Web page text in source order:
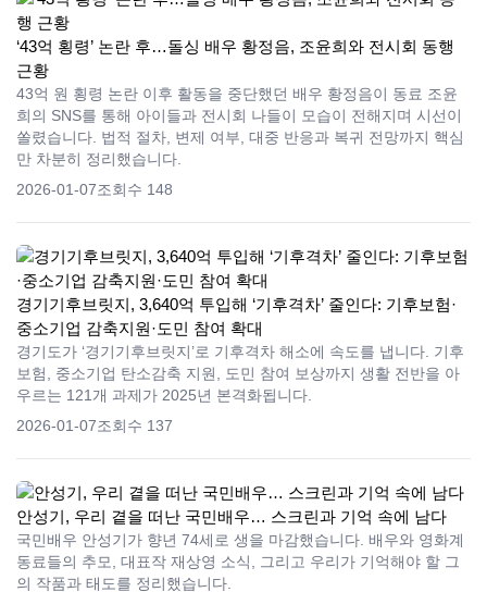
‘43억 횡령’ 논란 후…돌싱 배우 황정음, 조윤희와 전시회 동행
근황
43억 원 횡령 논란 이후 활동을 중단했던 배우 황정음이 동료 조윤
희의 SNS를 통해 아이들과 전시회 나들이 모습이 전해지며 시선이
쏠렸습니다. 법적 절차, 변제 여부, 대중 반응과 복귀 전망까지 핵심
만 차분히 정리했습니다.
2026-01-07조회수 148
경기기후브릿지, 3,640억 투입해 ‘기후격차’ 줄인다: 기후보험·
중소기업 감축지원·도민 참여 확대
경기도가 ‘경기기후브릿지’로 기후격차 해소에 속도를 냅니다. 기후
보험, 중소기업 탄소감축 지원, 도민 참여 보상까지 생활 전반을 아
우르는 121개 과제가 2025년 본격화됩니다.
2026-01-07조회수 137
안성기, 우리 곁을 떠난 국민배우… 스크린과 기억 속에 남다
국민배우 안성기가 향년 74세로 생을 마감했습니다. 배우와 영화계
동료들의 추모, 대표작 재상영 소식, 그리고 우리가 기억해야 할 그
의 작품과 태도를 정리했습니다.